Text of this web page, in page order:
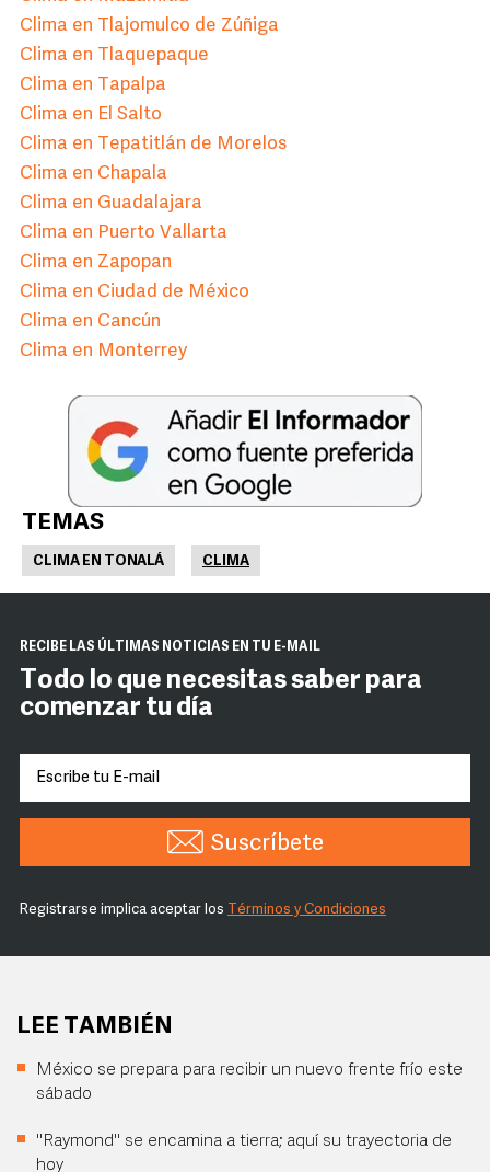
Clima en Tlajomulco de Zúñiga
Clima en Tlaquepaque
Clima en Tapalpa
Clima en El Salto
Clima en Tepatitlán de Morelos
Clima en Chapala
Clima en Guadalajara
Clima en Puerto Vallarta
Clima en Zapopan
Clima en Ciudad de México
Clima en Cancún
Clima en Monterrey
TEMAS
CLIMA EN TONALÁ CLIMA
RECIBE LAS ÚLTIMAS NOTICIAS EN TU E-MAIL
Todo lo que necesitas saber para
comenzar tu día
Suscríbete
Registrarse implica aceptar los Términos y Condiciones
LEE TAMBIÉN
México se prepara para recibir un nuevo frente frío este
sábado
"Raymond" se encamina a tierra; aquí su trayectoria de
hoy